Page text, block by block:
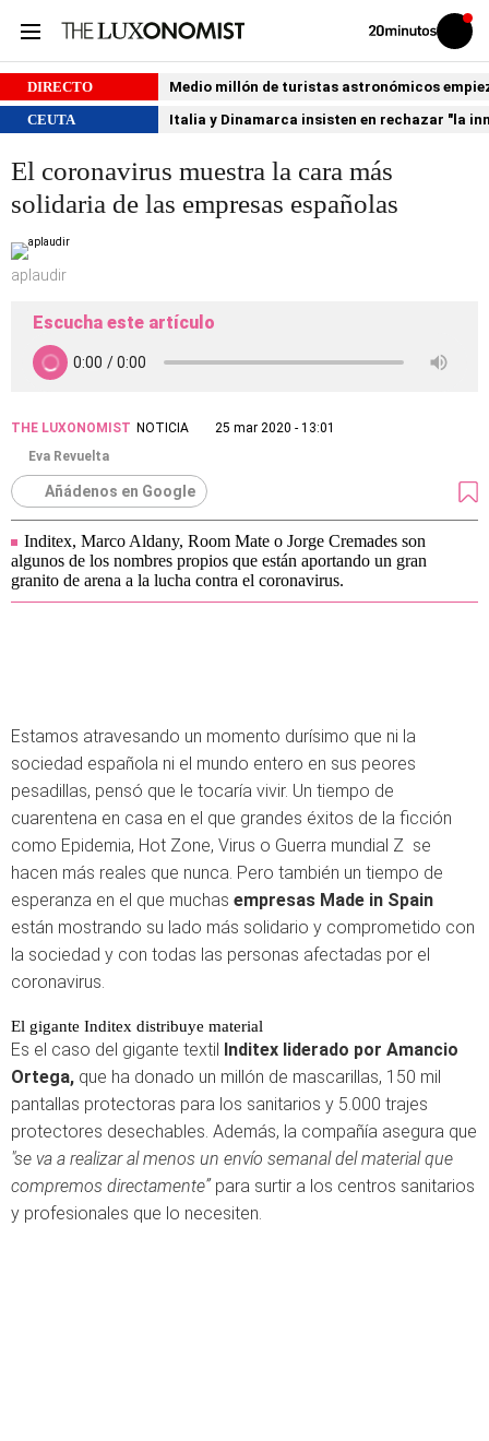
Volver
Iniciar
sesión
DIRECTO
Medio millón de turistas astronómicos
CEUTA
Italia y Dinamarca insisten en rechazar "la
El coronavirus muestra la cara más
solidaria de las empresas españolas
aplaudir
Escucha este artículo
THE LUXONOMIST NOTICIA
25 mar 2020 - 13:01
Eva Revuelta
Añádenos en Google
Inditex, Marco Aldany, Room Mate o Jorge Cremades son
algunos de los nombres propios que están aportando un gran
granito de arena a la lucha contra el coronavirus.
Estamos atravesando un momento durísimo que ni la
sociedad española ni el mundo entero en sus peores
pesadillas, pensó que le tocaría vivir. Un tiempo de
cuarentena en casa en el que grandes éxitos de la ficción
como Epidemia, Hot Zone, Virus o Guerra mundial Z se
hacen más reales que nunca. Pero también un tiempo de
esperanza en el que muchas empresas Made in Spain
están mostrando su lado más solidario y comprometido con
la sociedad y con todas las personas afectadas por el
coronavirus.
El gigante Inditex distribuye material
Es el caso del gigante textil Inditex liderado por Amancio
Ortega, que ha donado un millón de mascarillas, 150 mil
pantallas protectoras para los sanitarios y 5.000 trajes
protectores desechables. Además, la compañía asegura que
"se va a realizar al menos un envío semanal del material que
compremos directamente” para surtir a los centros sanitarios
y profesionales que lo necesiten.